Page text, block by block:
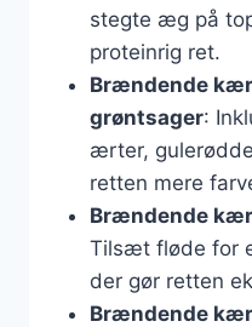
stegte æg på
proteinrig ret.
Brændende
grøntsager:
ærter,
retten mere
Brændende
Tilsæt fløde for
der gør retten
Brændende